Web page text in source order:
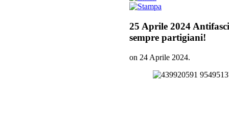
25 Aprile 2024
sempre partigiani!
on 24 Aprile 2024.